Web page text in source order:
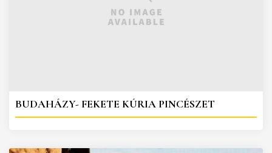
BUDAHÁZY- FEKETE KÚRIA PINCÉSZET